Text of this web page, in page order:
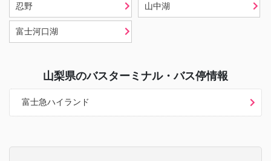
忍野 山中湖
富士河口湖
山梨県のバスターミナル・バス停情報
富士急ハイランド